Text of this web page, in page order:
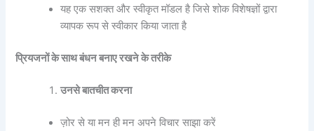
यह एक सशक्त और स्वीकृत मॉडल है जिसे शोक विशेषज्ञों द्वारा
व्यापक रूप से स्वीकार किया जाता है
प्रियजनों के साथ बंधन बनाए रखने के तरीके
उनसे बातचीत करना
ज़ोर से या मन ही मन अपने विचार साझा करें